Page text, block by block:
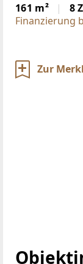
161 m² 8
Finanzierung
Zur